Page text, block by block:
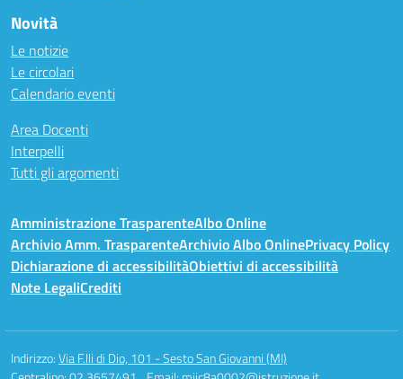
Novità
Le notizie
Le circolari
Calendario eventi
Area Docenti
Interpelli
Tutti gli argomenti
Amministrazione TrasparenteAlbo Online
Archivio Amm. TrasparenteArchivio Albo OnlinePrivacy Policy
Dichiarazione di accessibilitàObiettivi di accessibilità
Note LegaliCrediti
Indirizzo:Via F.lli di Dio, 101 - Sesto San Giovanni (MI)